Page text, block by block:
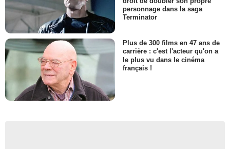
personnage dans la saga
Terminator
Plus de 300 films en 47 ans de
carrière : c'est l'acteur qu'on a
le plus vu dans le cinéma
français !